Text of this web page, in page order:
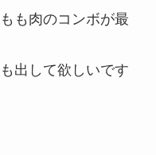
も肉のコンボが最
出して欲しいです